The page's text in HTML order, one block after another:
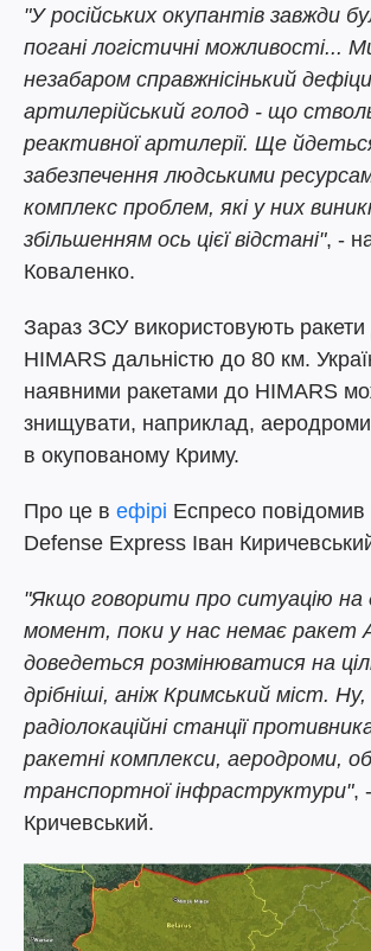
"У російських окупантів завжди
погані логістичні можливості...
незабаром справжнісінький
артилерійський голод - що
реактивної артилерії. Ще
забезпечення людськими
комплекс проблем, які у них
збільшенням ось цієї відстані", -
Коваленко.
Зараз ЗСУ використовують
HIMARS дальністю до 80 км.
наявними ракетами до HIMARS
знищувати, наприклад, аеродроми
в окупованому Криму.
Про це в ефірі Еспресо повідомив
Defense Express Іван
"Якщо говорити про ситуацію на
момент, поки у нас немає ракет
доведеться розмінюватися на
дрібніші, аніж Кримський міст.
радіолокаційні станції
ракетні комплекси, аеродроми,
транспортної інфраструктури",
Кричевський.